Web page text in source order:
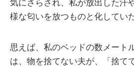
気にさらされ、私が放出した汗
様な匂いを放つものと化してい
思えば、私のベッドの数メート
は、物を捨てない夫が、「捨て